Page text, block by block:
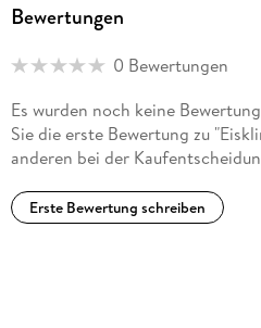
Serien auswendig und freut sich
befreundet und ein Fan
Im Bereich der E-Literatur
Bereich der U-Literatur mag er
Pehov.
Bewertungen
0 Bewertungen
Es wurden noch keine
Sie die erste Bewertung zu
anderen bei der
Erste Bewertung schreiben